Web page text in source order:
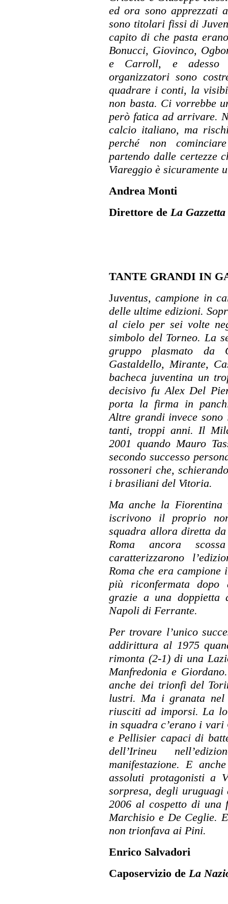
ed ora sono apprezzati
sono titolari fissi di
capito di che pasta
Bonucci, Giovinco,
e Carroll, e adesso
organizzatori sono
quadrare i conti, la
non basta. Ci vorrebbe
però fatica ad arrivare.
calcio italiano, ma
perché non
partendo dalle certezze
Viareggio è sicuramente
Andrea Monti
Direttore de La
TANTE GRANDI IN
Juventus, campione in
delle ultime edizioni.
al cielo per sei volte
simbolo del Torneo. La
gruppo plasmato da
Gastaldello, Mirante,
bacheca juventina un
decisivo fu Alex Del
porta la firma in
Altre grandi invece
tanti, troppi anni. Il
2001 quando Mauro
secondo successo
rossoneri che,
i brasiliani del Vitoria.
Ma anche la
iscrivono il proprio
squadra allora diretta
Roma ancora
caratterizzarono
Roma che era
più riconfermata dopo
grazie a una
Napoli di Ferrante.
Per trovare l’unico
addirittura al 1975
rimonta (2-1) di una
Manfredonia e
anche dei trionfi del
lustri. Ma i granata nel
riusciti ad imporsi. La
in squadra c’erano i
e Pellisier capaci di
dell’Irineu
manifestazione. E
assoluti protagonisti a
sorpresa, degli uruguagi
2006 al cospetto di una
Marchisio e De Ceglie.
non trionfava ai Pini.
Enrico Salvadori
Caposervizio de La